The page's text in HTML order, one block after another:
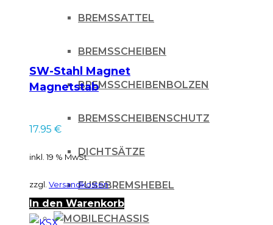
BREMSSATTEL
BREMSSCHEIBEN
BREMSSCHEIBENBOLZEN
BREMSSCHEIBENSCHUTZ
DICHTSÄTZE
FUSSBREMSHEBEL
CHASSIS
SW-Stahl Magnet
Magnetstab
17.95 €
inkl. 19 % MwSt.
zzgl. Versandkosten
In den Warenkorb